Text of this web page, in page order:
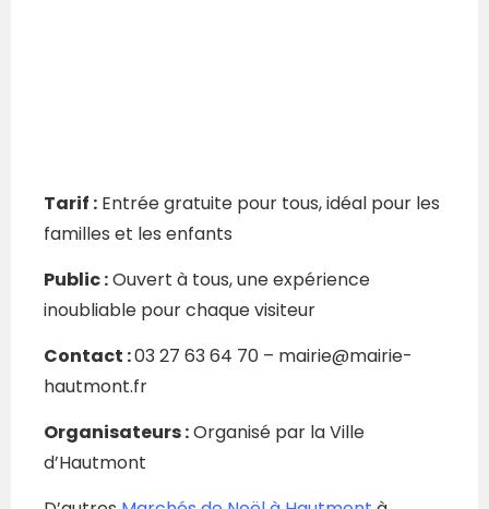
Tarif : Entrée gratuite pour tous, idéal pour les
familles et les enfants
Public :Ouvert à tous, une expérience
inoubliable pour chaque visiteur
Contact :03 27 63 64 70 – mairie@mairie-
hautmont.fr
Organisateurs :Organisé par la Ville
d’Hautmont